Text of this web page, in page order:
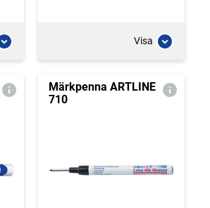
Visa
Märkpenna ARTLINE
710